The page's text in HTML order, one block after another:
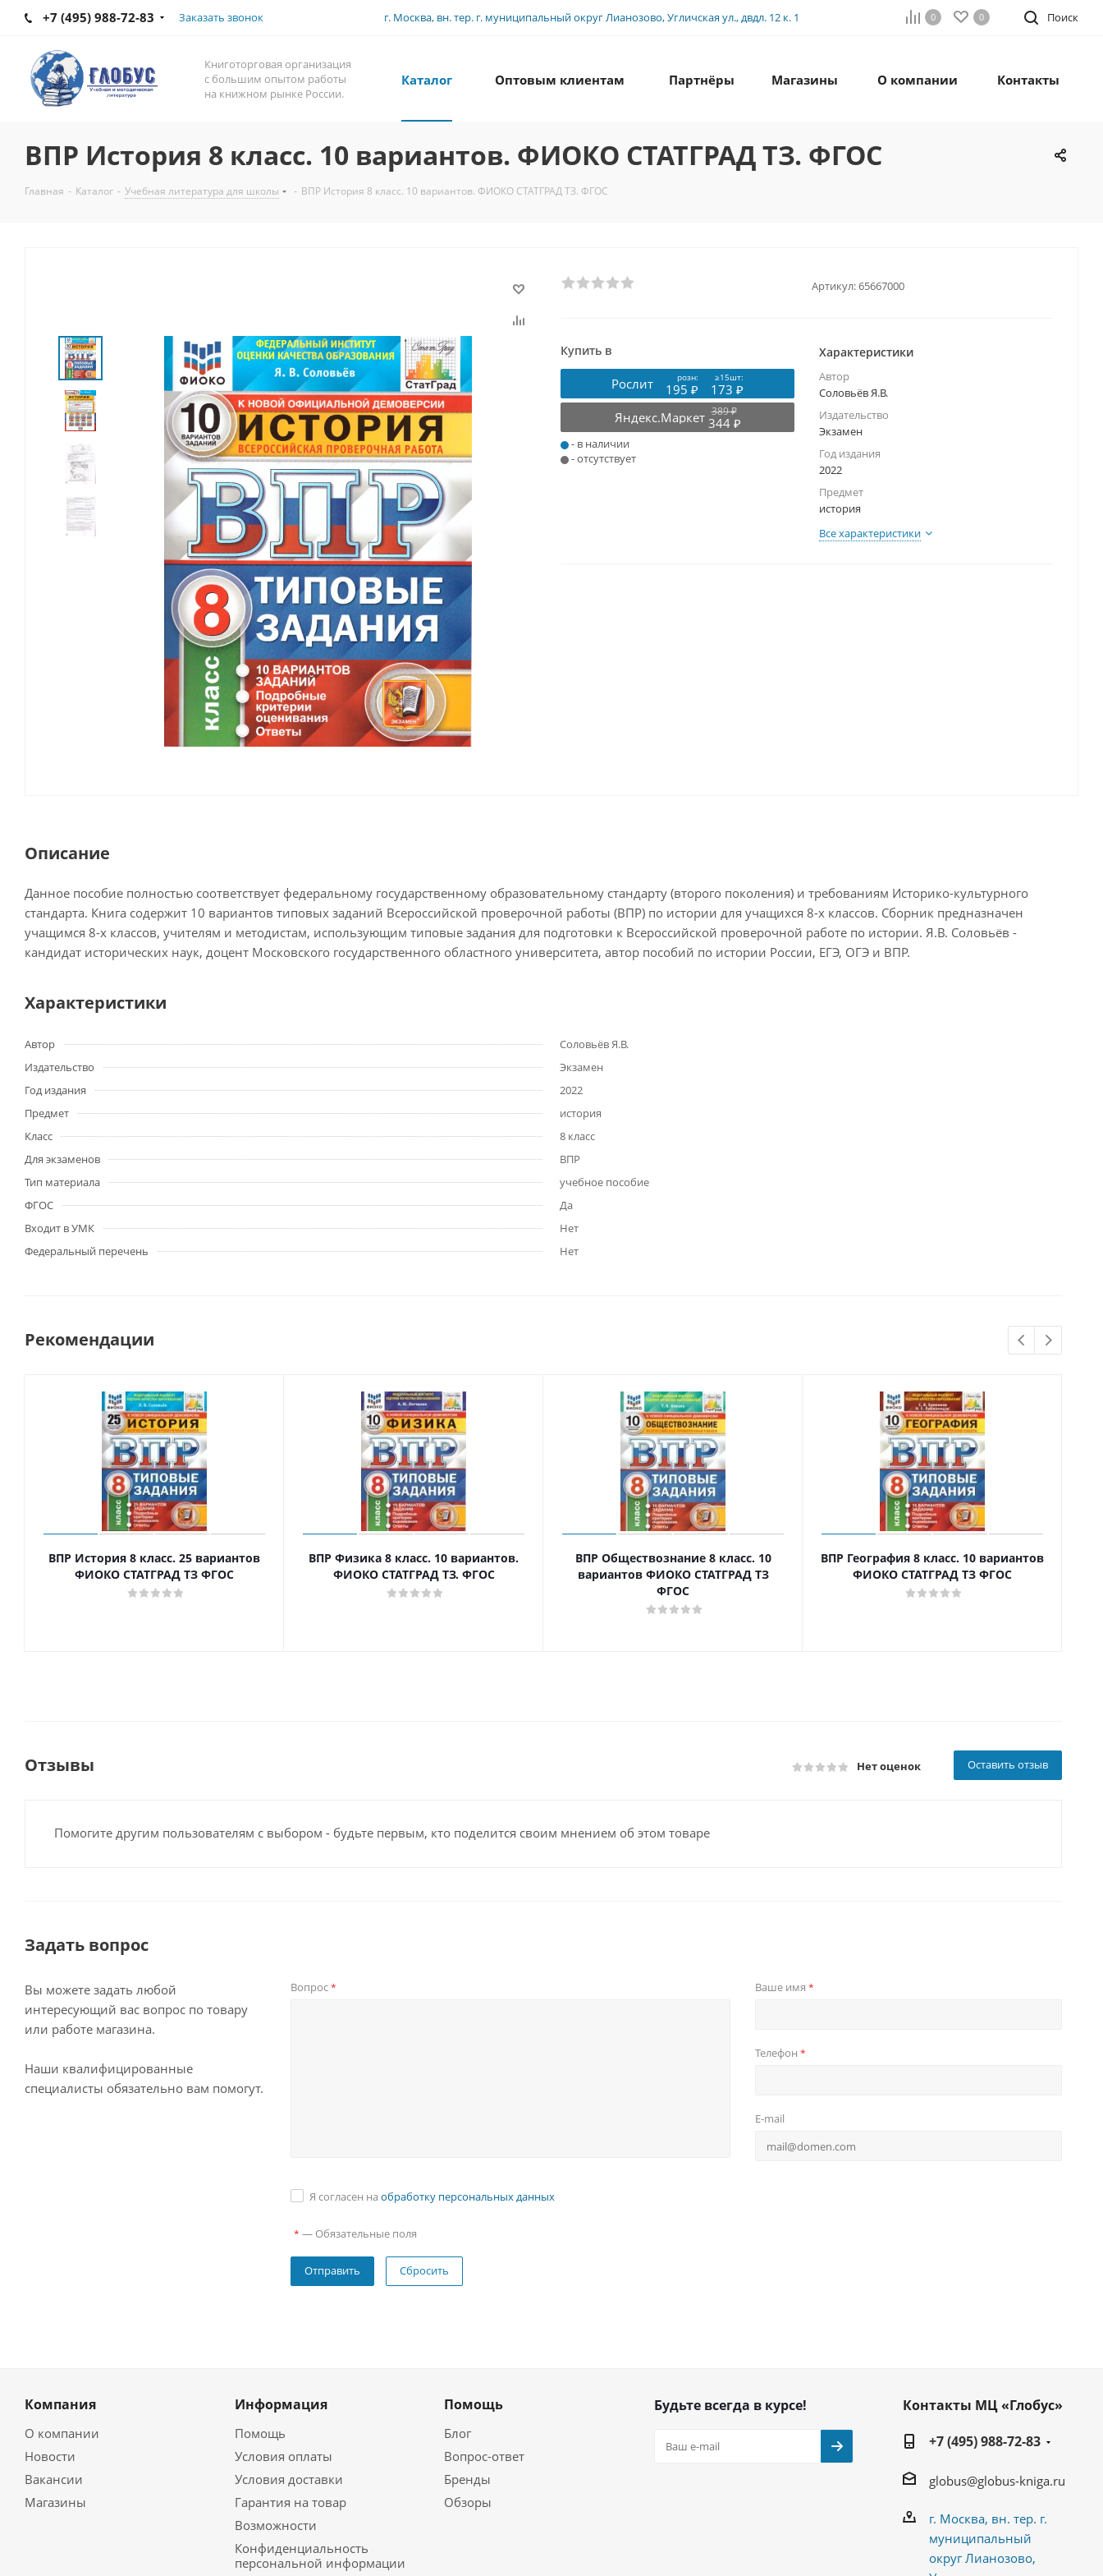
+7 (495) 988-72-83 Заказать звонок г. Москва, вн. тер. г. муниципальный округ Лианозово, Угличская ул., двдл. 12 к. 1 Поиск
0 0
Книготорговая организация
с большим опытом работы
на книжном рынке России.
Каталог Оптовым клиентам Партнёры Магазины О компании Контакты
ВПР История 8 класс. 10 вариантов. ФИОКО СТАТГРАД ТЗ. ФГОС
Главная - Каталог - Учебная литература для школы - ВПР История 8 класс. 10 вариантов. ФИОКО СТАТГРАД ТЗ. ФГОС
Артикул:65667000
Купить в
Рослит розн: ≥15шт:
195 ₽
173 ₽
Яндекс.Маркет 389 ₽
344 ₽
- в наличии
- отсутствует
Характеристики
Автор
Соловьёв Я.В.
Издательство
Экзамен
Год издания
2022
Предмет
история
Все характеристики
Описание
Данное пособие полностью соответствует федеральному государственному образовательному стандарту (второго поколения) и требованиям Историко-культурного
стандарта. Книга содержит 10 вариантов типовых заданий Всероссийской проверочной работы (ВПР) по истории для учащихся 8-х классов. Сборник предназначен
учащимся 8-х классов, учителям и методистам, использующим типовые задания для подготовки к Всероссийской проверочной работе по истории. Я.В. Соловьёв -
кандидат исторических наук, доцент Московского государственного областного университета, автор пособий по истории России, ЕГЭ, ОГЭ и ВПР.
Характеристики
Автор
Соловьёв Я.В.
Издательство
Экзамен
Год издания
2022
Предмет
история
Класс
8 класс
Для экзаменов
ВПР
Тип материала
учебное пособие
ФГОС
Да
Входит в УМК
Нет
Федеральный перечень
Нет
Рекомендации
ВПР История 8 класс. 25 вариантов
ФИОКО СТАТГРАД ТЗ ФГОС
ВПР Физика 8 класс. 10 вариантов.
ФИОКО СТАТГРАД ТЗ. ФГОС
ВПР Обществознание 8 класс. 10
вариантов ФИОКО СТАТГРАД ТЗ
ФГОС
ВПР География 8 класс. 10 вариантов
ФИОКО СТАТГРАД ТЗ ФГОС
Отзывы Нет оценок Оставить отзыв
Помогите другим пользователям с выбором - будьте первым, кто поделится своим мнением об этом товаре
Задать вопрос
Вы можете задать любой
интересующий вас вопрос по товару
или работе магазина.
Наши квалифицированные
специалисты обязательно вам помогут.
Вопрос* Ваше имя *
Телефон *
E-mail
Я согласен на обработку персональных данных
* — Обязательные поля
Сбросить
Компания
О компании
Новости
Вакансии
Магазины
Информация
Помощь
Условия оплаты
Условия доставки
Гарантия на товар
Возможности
Конфиденциальность
персональной информации
Помощь
Блог
Вопрос-ответ
Бренды
Обзоры
Будьте всегда в курсе!
Контакты МЦ «Глобус»
+7 (495) 988-72-83
globus@globus-kniga.ru
г. Москва, вн. тер. г.
муниципальный
округ Лианозово,